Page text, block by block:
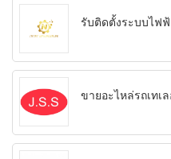
รับติดตั้งระบบไฟ
ขายอะไหล่รถเทเ